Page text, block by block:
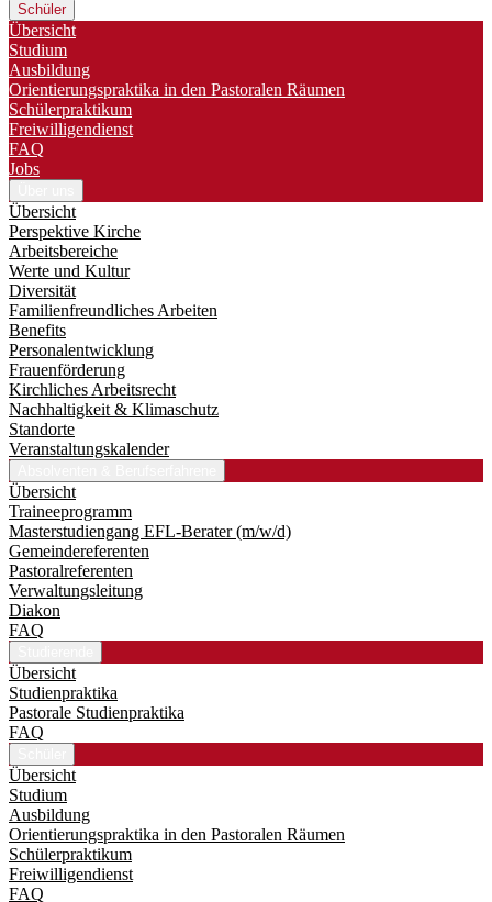
Schüler
Übersicht
Studium
Ausbildung
Orientierungspraktika in den Pastoralen Räumen
Schülerpraktikum
Freiwilligendienst
FAQ
Jobs
Übersicht
Perspektive Kirche
Arbeitsbereiche
Werte und Kultur
Diversität
Familienfreundliches Arbeiten
Benefits
Personalentwicklung
Frauenförderung
Kirchliches Arbeitsrecht
Nachhaltigkeit & Klimaschutz
Standorte
Veranstaltungskalender
Übersicht
Traineeprogramm
Master­studiengang EFL-Berater (m/w/d)
Gemeindereferenten
Pastoralreferenten
Verwaltungsleitung
Diakon
FAQ
Übersicht
Studienpraktika
Pastorale Studienpraktika
FAQ
Übersicht
Studium
Ausbildung
Orientierungspraktika in den Pastoralen Räumen
Schülerpraktikum
Freiwilligendienst
FAQ